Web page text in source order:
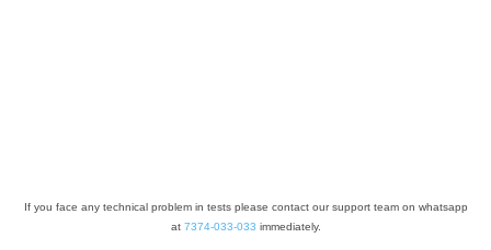
If you face any technical problem in tests please contact our support team on whatsapp
at 7374-033-033 immediately.